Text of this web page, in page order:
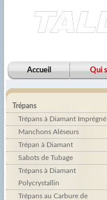
Accueil Qui
Trépans
Trépans à Diamant Imprégné
Manchons Aléseurs
Trépan à Diamant
Sabots de Tubage
Trépans à Diamant
Polycrystallin
Trépans au Carbure de